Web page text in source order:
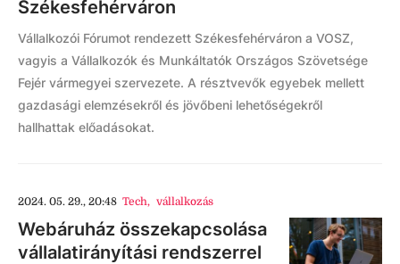
Székesfehérváron
Vállalkozói Fórumot rendezett Székesfehérváron a VOSZ,
vagyis a Vállalkozók és Munkáltatók Országos Szövetsége
Fejér vármegyei szervezete. A résztvevők egyebek mellett
gazdasági elemzésekről és jövőbeni lehetőségekről
hallhattak előadásokat.
2024. 05. 29., 20:48 Tech, vállalkozás
Webáruház összekapcsolása
vállalatirányítási rendszerrel